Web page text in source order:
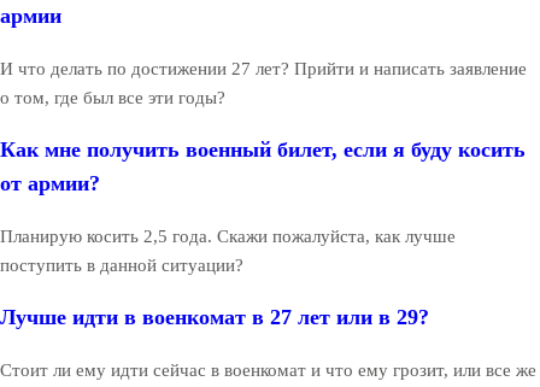
армии
И что делать по достижении 27 лет? Прийти и написать заявление
о том, где был все эти годы?
Как мне получить военный билет, если я буду косить
от армии?
Планирую косить 2,5 года. Скажи пожалуйста, как лучше
поступить в данной ситуации?
Лучше идти в военкомат в 27 лет или в 29?
Стоит ли ему идти сейчас в военкомат и что ему грозит, или все же